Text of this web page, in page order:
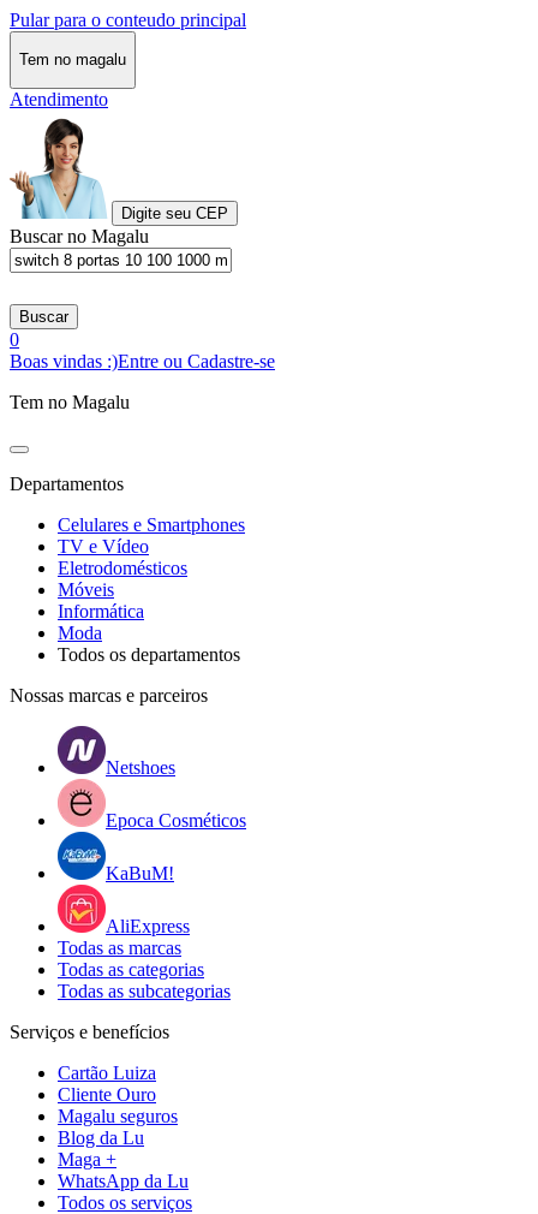
Pular para o conteudo principal
Tem no magalu
Atendimento
Digite seu CEP
Buscar no Magalu
Buscar
0
Boas vindas :)Entre ou Cadastre-se
Tem no Magalu
Departamentos
Celulares e Smartphones
TV e Vídeo
Eletrodomésticos
Móveis
Informática
Moda
Todos os departamentos
Nossas marcas e parceiros
Netshoes
Epoca Cosméticos
KaBuM!
AliExpress
Todas as marcas
Todas as categorias
Todas as subcategorias
Serviços e benefícios
Cartão Luiza
Cliente Ouro
Magalu seguros
Blog da Lu
Maga +
WhatsApp da Lu
Todos os serviços